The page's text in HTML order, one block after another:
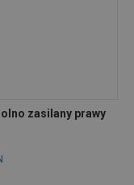
zasilany prawy